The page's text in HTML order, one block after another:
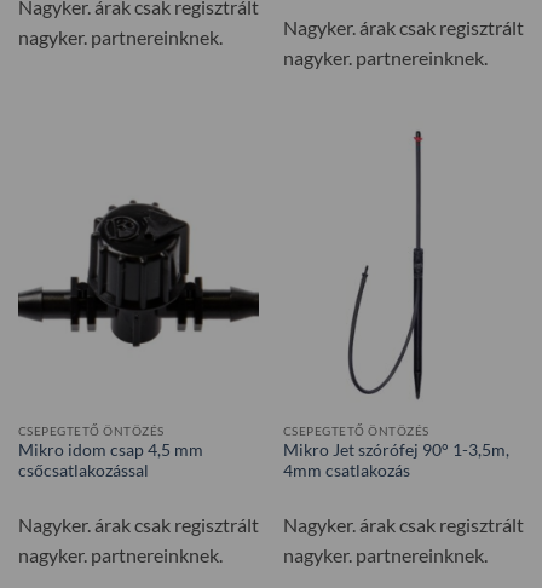
Nagyker. árak csak regisztrált
nagyker. partnereinknek.
Nagyker. árak csak regisztrált
nagyker. partnereinknek.
CSEPEGTETŐ ÖNTÖZÉS
Mikro idom csap 4,5 mm
csőcsatlakozással
Nagyker. árak csak regisztrált
nagyker. partnereinknek.
CSEPEGTETŐ ÖNTÖZÉS
Mikro Jet szórófej 90° 1-3,5m,
4mm csatlakozás
Nagyker. árak csak regisztrált
nagyker. partnereinknek.